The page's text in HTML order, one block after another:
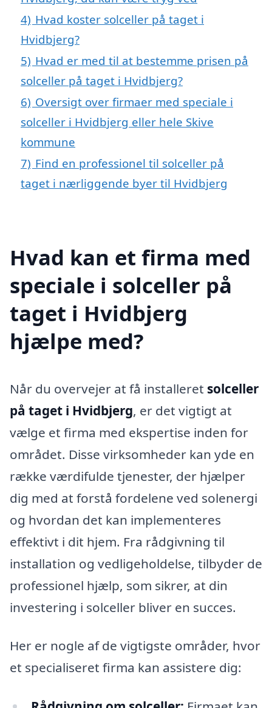
4) Hvad koster solceller på taget i
Hvidbjerg?
5) Hvad er med til at bestemme prisen på
solceller på taget i Hvidbjerg?
6) Oversigt over firmaer med speciale i
solceller i Hvidbjerg eller hele Skive
kommune
7) Find en professionel til solceller på
taget i nærliggende byer til Hvidbjerg
Hvad kan et firma med
speciale i solceller på
taget i Hvidbjerg
hjælpe med?
Når du overvejer at få installeret solceller
på taget i Hvidbjerg, er det vigtigt at
vælge et firma med ekspertise inden for
området. Disse virksomheder kan yde en
række værdifulde tjenester, der hjælper
dig med at forstå fordelene ved solenergi
og hvordan det kan implementeres
effektivt i dit hjem. Fra rådgivning til
installation og vedligeholdelse, tilbyder de
professionel hjælp, som sikrer, at din
investering i solceller bliver en succes.
Her er nogle af de vigtigste områder, hvor
et specialiseret firma kan assistere dig: